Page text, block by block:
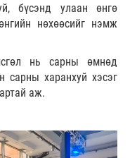
бүсэнд улаан өнгө
нөхөөсийг нэмж
нь сарны өмнөд
сарны харанхуй хэсэг
аж.